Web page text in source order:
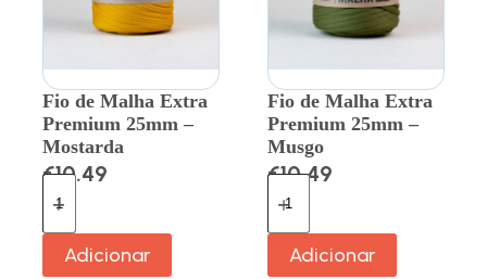
Fio de Malha Extra
Premium 25mm –
Mostarda
€10.49
Adicionar
Fio de Malha Extra
Premium 25mm –
Musgo
€10.49
Adicionar